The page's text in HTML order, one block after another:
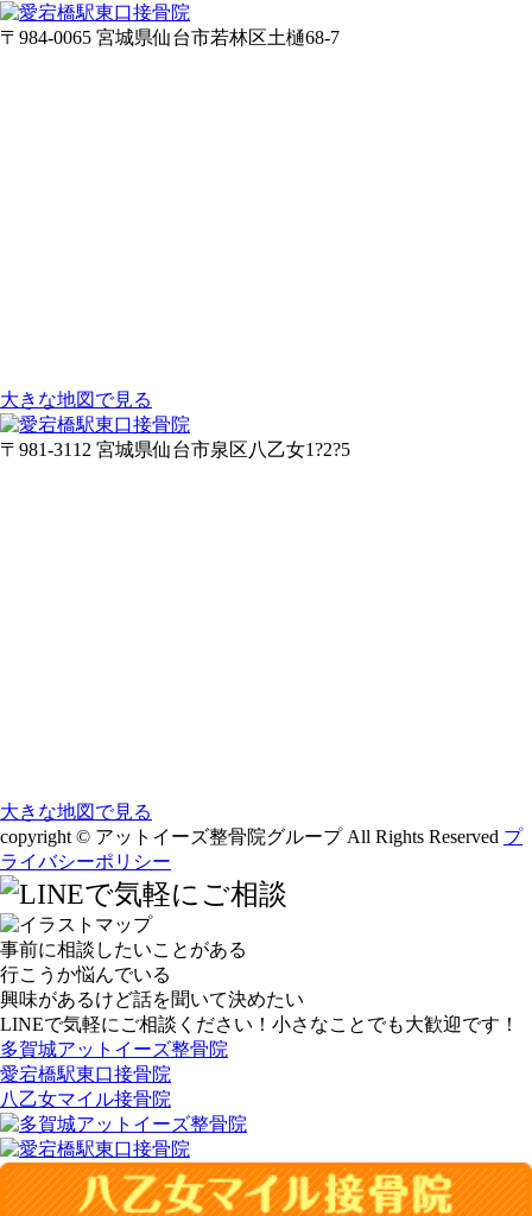
〒984-0065 宮城県仙台市若林区土樋68-7
大きな地図で見る
〒981-3112 宮城県仙台市泉区八乙女1?2?5
大きな地図で見る
copyright © アットイーズ整骨院グループ All Rights Reserved プ
ライバシーポリシー
事前に相談したいことがある
行こうか悩んでいる
興味があるけど話を聞いて決めたい
LINEで気軽にご相談ください！小さなことでも大歓迎です！
多賀城アットイーズ整骨院
愛宕橋駅東口接骨院
八乙女マイル接骨院